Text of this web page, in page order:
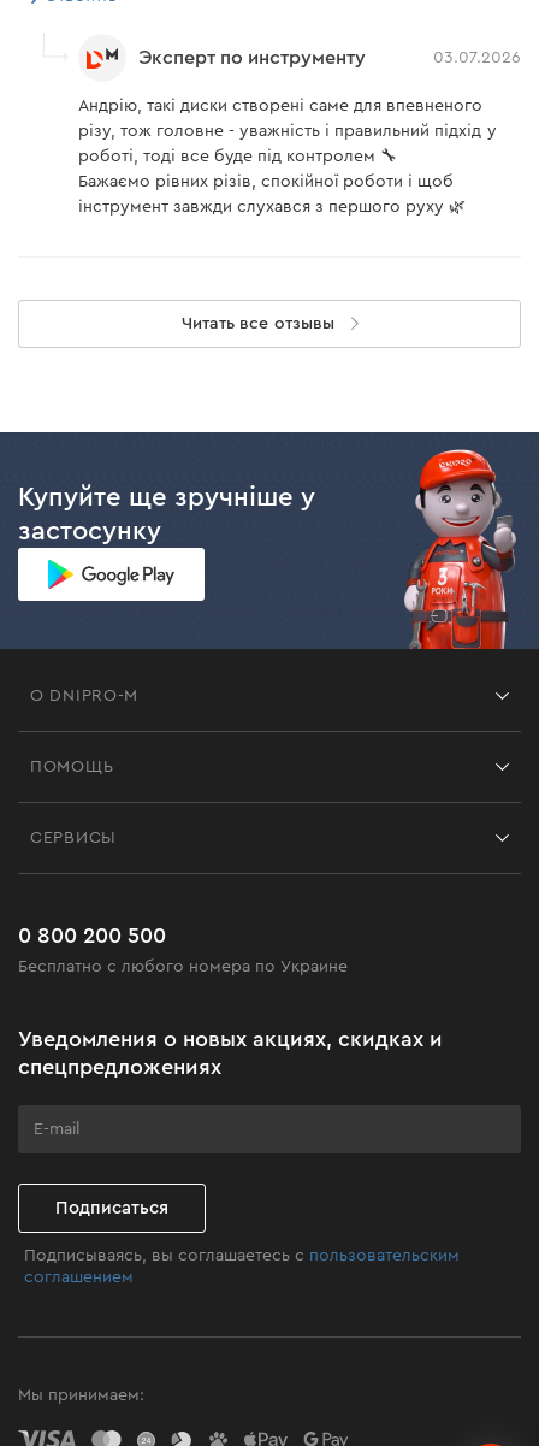
Эксперт по инструменту 03.07.2026
Андрію, такі диски створені саме для впевненого
різу, тож головне - уважність і правильний підхід у
роботі, тоді все буде під контролем 🔧
Бажаємо рівних різів, спокійної роботи і щоб
інструмент завжди слухався з першого руху 🌿
Читать все отзывы
Купуйте ще зручніше у
застосунку
О DNIPRO-M
Черная пятница
Клуб мастерства
ПОМОЩЬ
Часто задаваемые вопросы
СЕРВИСЫ
0 800 200 500
Бесплатно с любого номера по Украине
Уведомления о новых акциях, скидках и
спецпредложениях
Подписаться
Подписываясь, вы соглашаетесь с пользовательским
соглашением
Мы принимаем: